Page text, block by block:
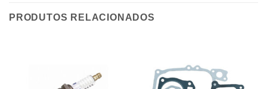
PRODUTOS RELACIONADOS